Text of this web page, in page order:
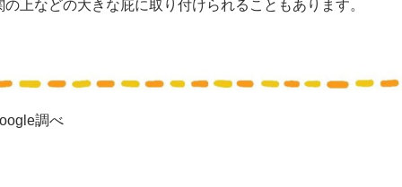
の上などの大きな庇に取り付けられることもあります。
調べ